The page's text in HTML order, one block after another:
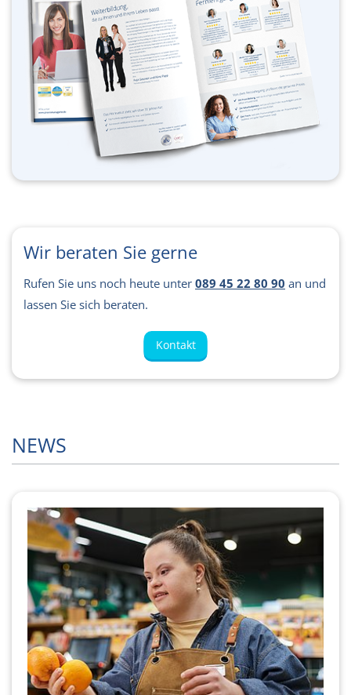
Wir beraten Sie gerne
Rufen Sie uns noch heute unter 089 45 22 80 90 an und
lassen Sie sich beraten.
Kontakt
NEWS